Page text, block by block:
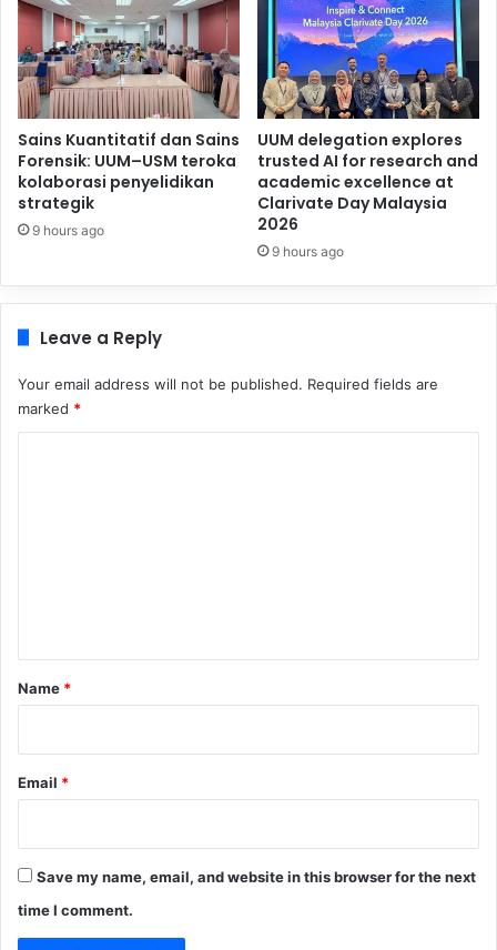
Sains Kuantitatif dan Sains
Forensik: UUM–USM teroka
kolaborasi penyelidikan
strategik
9 hours ago
UUM delegation explores
trusted AI for research and
academic excellence at
Clarivate Day Malaysia
2026
9 hours ago
Leave a Reply
Your email address will not be published. Required fields are
marked *
*
Name *
Email *
Save my name, email, and website in this browser for the next
time I comment.